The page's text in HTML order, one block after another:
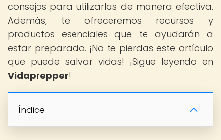
consejos para utilizarlas de manera efectiva.
Además, te ofreceremos recursos y
productos esenciales que te ayudarán a
estar preparado. ¡No te pierdas este artículo
que puede salvar vidas! ¡Sigue leyendo en
Vidaprepper!
Índice